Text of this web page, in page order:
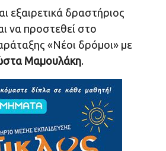
εξαιρετικά δραστήριος
να προστεθεί στο
«Νέοι δρόμοι» με
Μαμουλάκη.